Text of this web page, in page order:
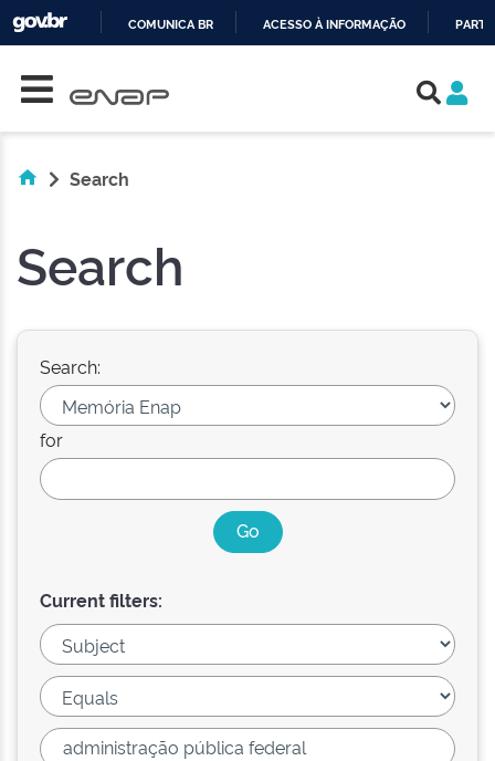
COMUNICA BR ACESSO À INFORMAÇÃO
Search
Search
Search:
for
Current filters: